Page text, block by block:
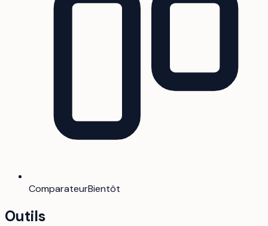
ComparateurBientôt
Outils